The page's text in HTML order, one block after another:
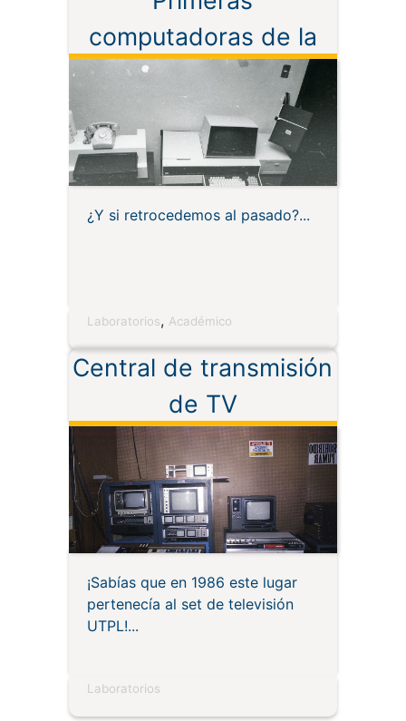
computadoras de la
¿Y si retrocedemos al pasado?
Laboratorios, Académico
Central de transmisión
de TV
¡Sabías que en 1986 este lugar
pertenecía al set de televisión
UTPL!
Laboratorios